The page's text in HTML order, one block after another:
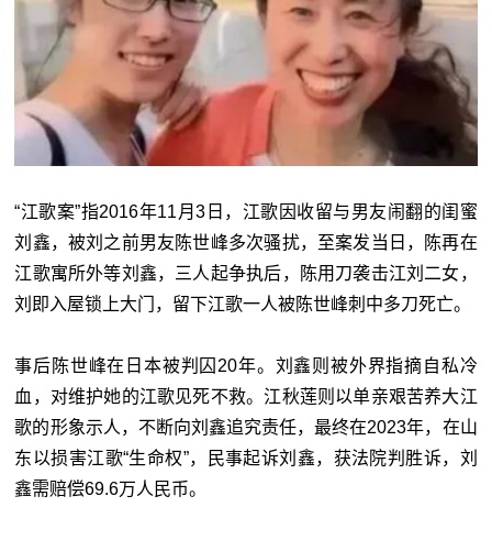
“江歌案”指2016年11月3日，江歌因收留与男友闹翻的闺蜜
刘鑫，被刘之前男友陈世峰多次骚扰，至案发当日，陈再在
江歌寓所外等刘鑫，三人起争执后，陈用刀袭击江刘二女，
刘即入屋锁上大门，留下江歌一人被陈世峰刺中多刀死亡。
事后陈世峰在日本被判囚20年。刘鑫则被外界指摘自私冷
血，对维护她的江歌见死不救。江秋莲则以单亲艰苦养大江
歌的形象示人，不断向刘鑫追究责任，最终在2023年，在山
东以损害江歌“生命权”，民事起诉刘鑫，获法院判胜诉，刘
鑫需赔偿69.6万人民币。